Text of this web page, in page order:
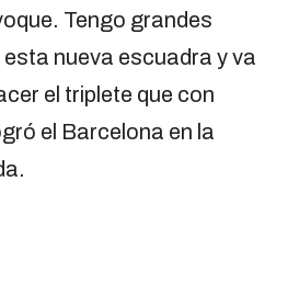
Tengo grandes
nueva escuadra y va
el triplete que con
el Barcelona en la